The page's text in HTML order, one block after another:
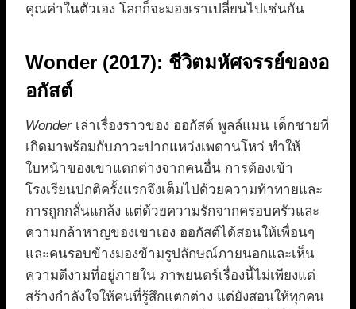
คุณค่าในตัวเอง โลกก็จะมองเราเปลี่ยนไปเช่นกัน
Wonder (2017): ชีวิตมหัศจรรย์ของอ
อกัสต์
Wonderเล่าเรื่องราวของ ออกัสต์ พูลล์แมน เด็กชายที่
เกิดมาพร้อมกับภาวะปากแหว่งเพดานโหว่ ทำให้
ใบหน้าของเขาแตกต่างจากคนอื่น การต้องเข้า
โรงเรียนปกติครั้งแรกจึงเต็มไปด้วยความท้าทายและ
การถูกกลั่นแกล้ง แต่ด้วยความรักจากครอบครัวและ
ความกล้าหาญของเขาเอง ออกัสต์ได้สอนให้เพื่อนๆ
และคนรอบข้างมองข้ามรูปลักษณ์ภายนอกและเห็น
ความดีงามที่อยู่ภายใน ภาพยนตร์เรื่องนี้ไม่เพียงแต่
สร้างกำลังใจให้คนที่รู้สึกแตกต่าง แต่ยังสอนให้ทุกคน